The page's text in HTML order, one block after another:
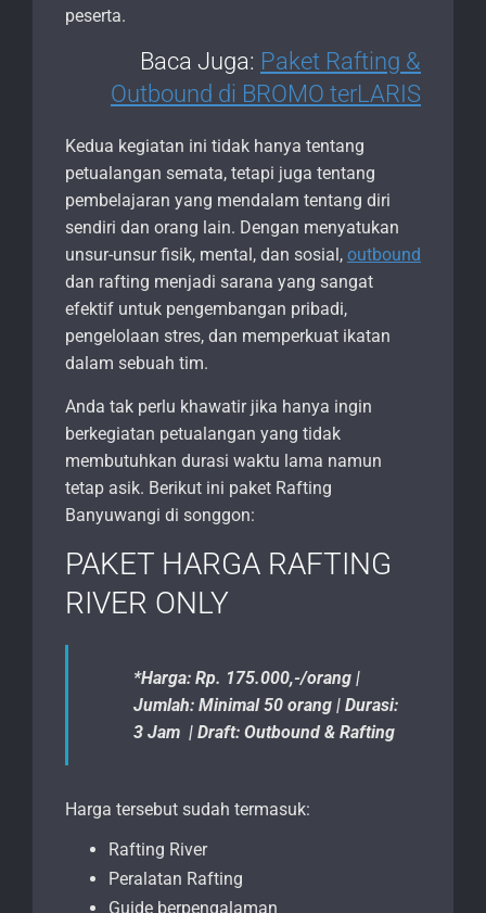
peserta.
Baca Juga: Paket Rafting &
Outbound di BROMO terLARIS
Kedua kegiatan ini tidak hanya tentang
petualangan semata, tetapi juga tentang
pembelajaran yang mendalam tentang diri
sendiri dan orang lain. Dengan menyatukan
unsur-unsur fisik, mental, dan sosial, outbound
dan rafting menjadi sarana yang sangat
efektif untuk pengembangan pribadi,
pengelolaan stres, dan memperkuat ikatan
dalam sebuah tim.
Anda tak perlu khawatir jika hanya ingin
berkegiatan petualangan yang tidak
membutuhkan durasi waktu lama namun
tetap asik. Berikut ini paket Rafting
Banyuwangi di songgon:
PAKET HARGA RAFTING
RIVER ONLY
*Harga: Rp. 175.000,-/orang |
Jumlah: Minimal 50 orang | Durasi:
3 Jam | Draft: Outbound & Rafting
Harga tersebut sudah termasuk:
Rafting River
Peralatan Rafting
Guide berpengalaman